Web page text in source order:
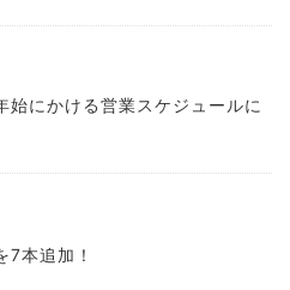
始にかける営業スケジュールに
7本追加！